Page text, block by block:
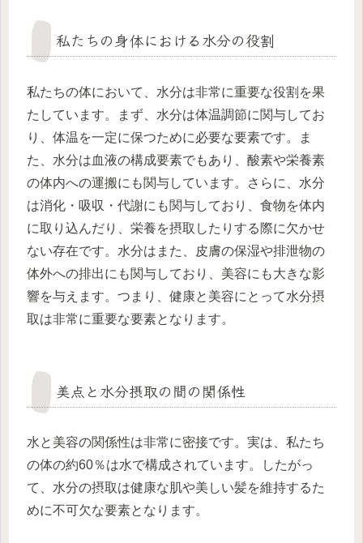
私たちの身体における水分の役割
私たちの体において、水分は非常に重要な役割を果
たしています。まず、水分は体温調節に関与してお
り、体温を一定に保つために必要な要素です。ま
た、水分は血液の構成要素でもあり、酸素や栄養素
の体内への運搬にも関与しています。さらに、水分
は消化・吸収・代謝にも関与しており、食物を体内
に取り込んだり、栄養を摂取したりする際に欠かせ
ない存在です。水分はまた、皮膚の保湿や排泄物の
体外への排出にも関与しており、美容にも大きな影
響を与えます。つまり、健康と美容にとって水分摂
取は非常に重要な要素となります。
美点と水分摂取の間の関係性
水と美容の関係性は非常に密接です。実は、私たち
の体の約60％は水で構成されています。したがっ
て、水分の摂取は健康な肌や美しい髪を維持するた
めに不可欠な要素となります。